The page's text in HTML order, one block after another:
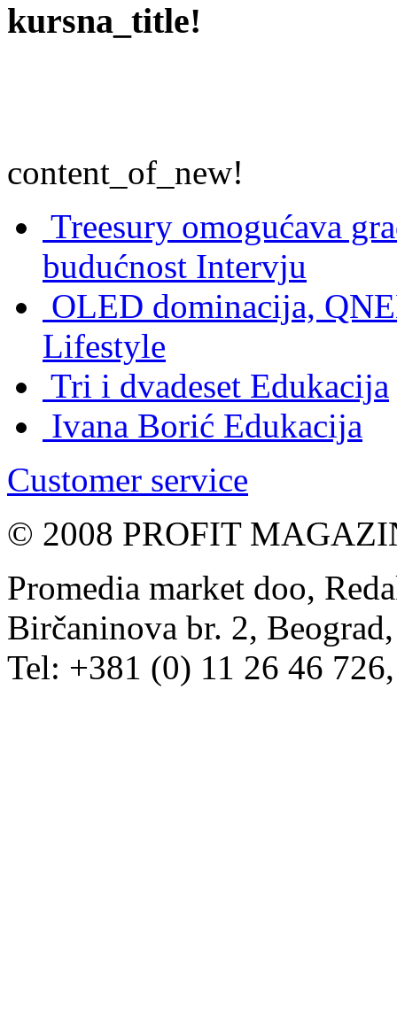
kursna_title!
content_of_new!
Treesury omogućava
budućnost Intervju
OLED dominacija,
Lifestyle
Tri i dvadeset Edukacija
Ivana Borić Edukacija
Customer service
© 2008 PROFIT
Promedia market doo,
Birčaninova br. 2,
Tel: +381 (0) 11 26 46